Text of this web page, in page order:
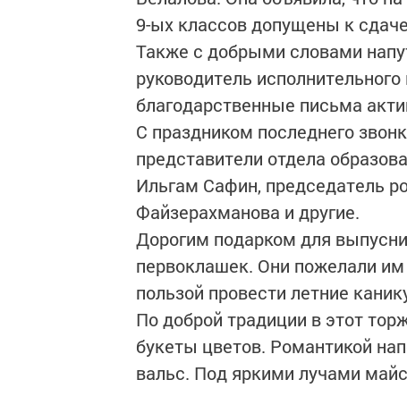
9-ых классов допущены к
Также с добрыми словами
руководитель
благодарственные письма
С праздником последнего
представители отдела
Ильгам Сафин, председатель
Файзерахманова и другие.
Дорогим подарком для
первоклашек. Они пожелали
пользой провести летние
По доброй традиции в этот
букеты цветов. Романтикой
вальс. Под яркими лучами